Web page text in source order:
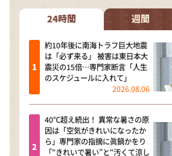
24時間 週間
約10年後に南海トラフ巨大地震
は「必ず来る」 被害は東日本大
震災の15倍…専門家断言「人生
のスケジュールに入れて」
2026.08.06
40℃超え続出！ 異常な暑さの原
因は「空気がきれいになったか
ら」専門家の指摘に眞鍋かをり
「“きれいで暑い”と“汚くて涼し